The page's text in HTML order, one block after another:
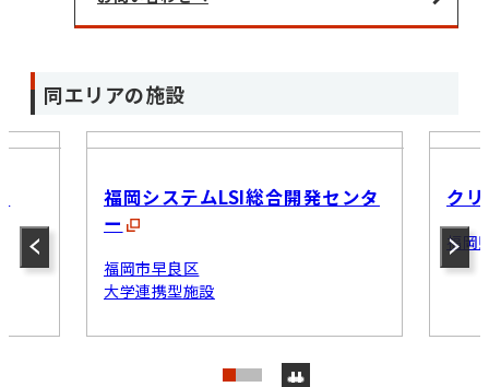
同エリアの施設
福岡システムLSI総合開発センタ
ー
福岡市早良区
大学連携型施設
ク
福岡